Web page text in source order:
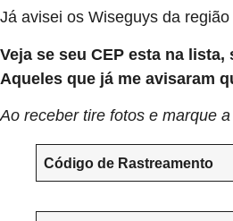
Já avisei os Wiseguys da
Veja se seu CEP esta na
Aqueles que já me avisaram
Ao receber tire fotos e marque a
Código de Rastreamento